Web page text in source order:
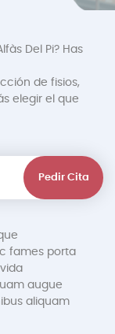
Del Pi? Has
de fisios,
elegir el que
Pedir Cita
fames porta
augue
aliquam